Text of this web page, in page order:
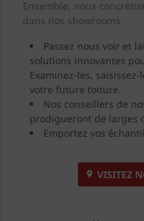
Ensemble, nous
dans nos showrooms.
Passez nous voir et
solutions innovantes
Examinez-les,
votre future toiture.
Nos conseillers de
prodigueront de larges
Emportez vos
VISITEZ